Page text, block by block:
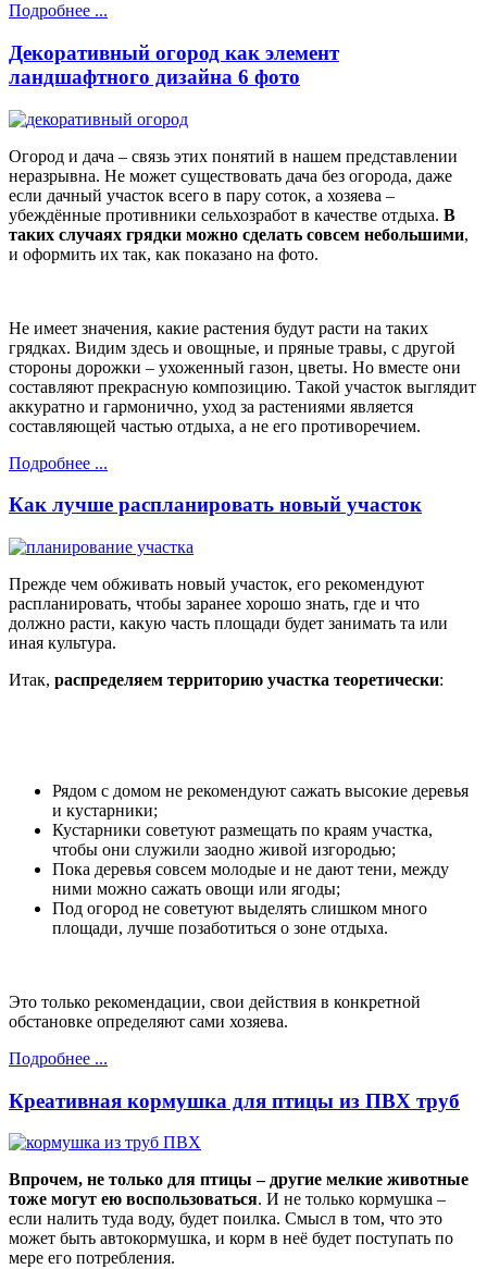
Подробнее ...
Декоративный огород как элемент
ландшафтного дизайна 6 фото
Огород и дача – связь этих понятий в нашем представлении
неразрывна. Не может существовать дача без огорода, даже
если дачный участок всего в пару соток, а хозяева –
убеждённые противники сельхозработ в качестве отдыха. В
таких случаях грядки можно сделать совсем небольшими,
и оформить их так, как показано на фото.
Не имеет значения, какие растения будут расти на таких
грядках. Видим здесь и овощные, и пряные травы, с другой
стороны дорожки – ухоженный газон, цветы. Но вместе они
составляют прекрасную композицию. Такой участок выглядит
аккуратно и гармонично, уход за растениями является
составляющей частью отдыха, а не его противоречием.
Подробнее ...
Как лучше распланировать новый участок
Прежде чем обживать новый участок, его рекомендуют
распланировать, чтобы заранее хорошо знать, где и что
должно расти, какую часть площади будет занимать та или
иная культура.
Итак, распределяем территорию участка теоретически:
Рядом с домом не рекомендуют сажать высокие деревья
и кустарники;
Кустарники советуют размещать по краям участка,
чтобы они служили заодно живой изгородью;
Пока деревья совсем молодые и не дают тени, между
ними можно сажать овощи или ягоды;
Под огород не советуют выделять слишком много
площади, лучше позаботиться о зоне отдыха.
Это только рекомендации, свои действия в конкретной
обстановке определяют сами хозяева.
Подробнее ...
Креативная кормушка для птицы из ПВХ труб
Впрочем, не только для птицы – другие мелкие животные
тоже могут ею воспользоваться. И не только кормушка –
если налить туда воду, будет поилка. Смысл в том, что это
может быть автокормушка, и корм в неё будет поступать по
мере его потребления.